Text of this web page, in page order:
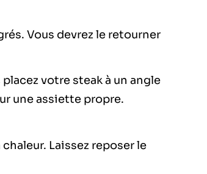
Vous devrez le retourner
votre steak à un angle
une assiette propre.
Laissez reposer le